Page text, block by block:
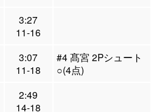
3:27
11-16
3:07
11-18
#4 髙宮 2Pシュート
○(4点)
2:49
14-18